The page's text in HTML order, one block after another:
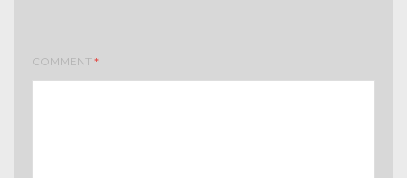
COMMENT *